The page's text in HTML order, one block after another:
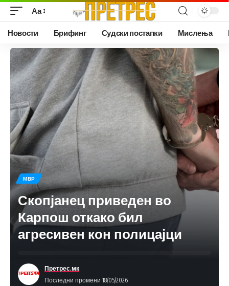
Аа
Новости Брифинг Судски постапки Мислења
МВР
Скопјанец приведен во
Карпош откако бил
агресивен кон полицајци
Последни промени 18/05/2026
Претрес.мк